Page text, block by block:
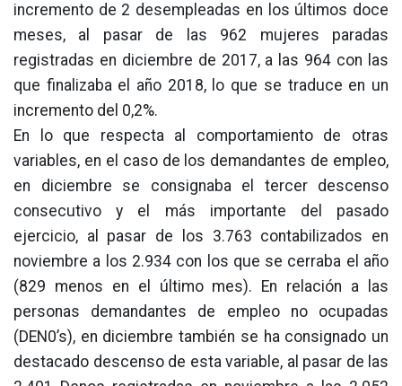
incremento de 2 desempleadas en los últimos doce
meses, al pasar de las 962 mujeres paradas
registradas en diciembre de 2017, a las 964 con las
que finalizaba el año 2018, lo que se traduce en un
incremento del 0,2%.
En lo que respecta al comportamiento de otras
variables, en el caso de los demandantes de empleo,
en diciembre se consignaba el tercer descenso
consecutivo y el más importante del pasado
ejercicio, al pasar de los 3.763 contabilizados en
noviembre a los 2.934 con los que se cerraba el año
(829 menos en el último mes). En relación a las
personas demandantes de empleo no ocupadas
(DEN0’s), en diciembre también se ha consignado un
destacado descenso de esta variable, al pasar de las